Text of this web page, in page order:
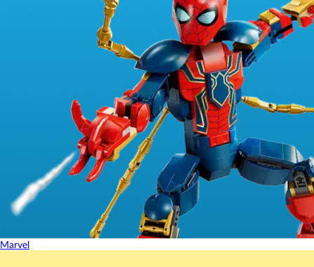
Marvel